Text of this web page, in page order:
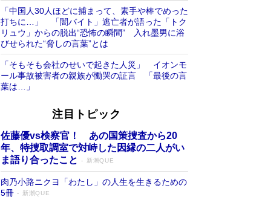
「中国人30人ほどに捕まって、素手や棒でめった
打ちに…」 「闇バイト」逃亡者が語った「トク
リュウ」からの脱出“恐怖の瞬間” 入れ墨男に浴
びせられた“脅しの言葉”とは
「そもそも会社のせいで起きた人災」 イオンモ
ール事故被害者の親族が慟哭の証言 「最後の言
葉は…」
注目トピック
佐藤優vs検察官！ あの国策捜査から20
年、特捜取調室で対峙した因縁の二人がい
ま語り合ったこと
新潮QUE
肉乃小路ニクヨ「わたし」の人生を生きるための
5冊
新潮QUE